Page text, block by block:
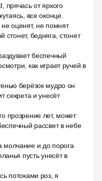
прячась от яркого
все оконце.
оценят, не помнят
стонет, бедняга, стонет
беспечный
как играет ручей в
берёзок мудро он
секрета и унесёт
прозрение лет, может
рассвет в небе
молчание и до порога
пусть унесёт в
потоками роз, я